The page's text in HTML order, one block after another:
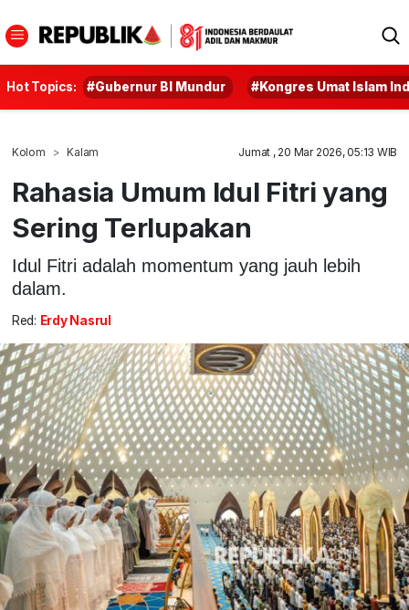
Hot Topics: #Gubernur BI Mundur #Kongres Umat Islam
Kolom Kalam Jumat , 20 Mar 2026, 05:13 WIB
Rahasia Umum Idul Fitri yang
Sering Terlupakan
Idul Fitri adalah momentum yang jauh lebih
dalam.
Red: Erdy Nasrul